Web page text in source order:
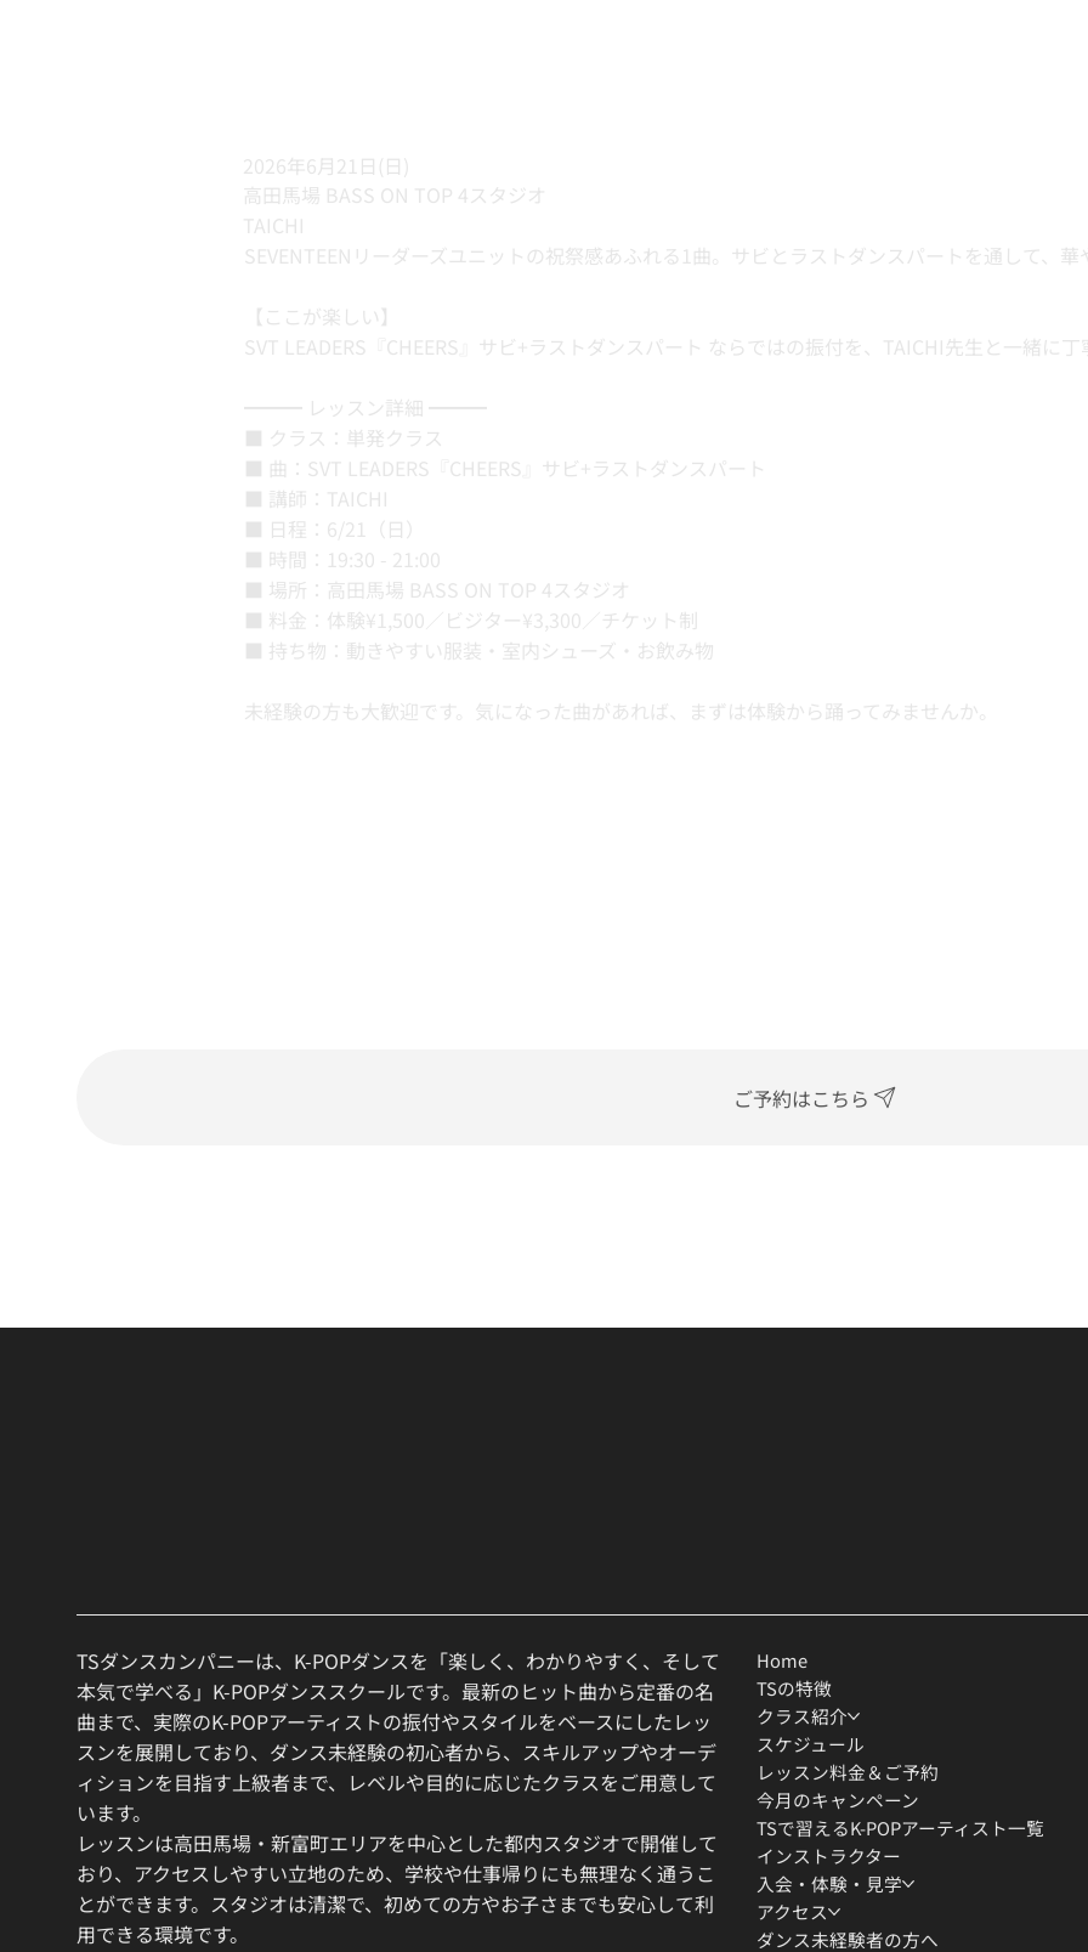
2026年6月21日(日)
高田馬場 BASS ON TOP 4スタジオ
TAICHI
SEVENTEENリーダーズユニットの祝祭感あふれる1曲。サビとラストダンスパートを通して、華
【ここが楽しい】
SVT LEADERS『CHEERS』サビ+ラストダンスパート ならではの振付を、TAICHI先生と一緒に丁
━━━ レッスン詳細 ━━━
■ クラス：単発クラス
■ 曲：SVT LEADERS『CHEERS』サビ+ラストダンスパート
■ 講師：TAICHI
■ 日程：6/21（日）
■ 時間：19:30 - 21:00
■ 場所：高田馬場 BASS ON TOP 4スタジオ
■ 料金：体験¥1,500／ビジター¥3,300／チケット制
■ 持ち物：動きやすい服装・室内シューズ・お飲み物
未経験の方も大歓迎です。気になった曲があれば、まずは体験から踊ってみませんか。
ご予約はこちら
TSダンスカンパニーは、K-POPダンスを「楽しく、わかりやすく、そして
本気で学べる」K-POPダンススクールです。最新のヒット曲から定番の名
曲まで、実際のK-POPアーティストの振付やスタイルをベースにしたレッ
スンを展開しており、ダンス未経験の初心者から、スキルアップやオーデ
ィションを目指す上級者まで、レベルや目的に応じたクラスをご用意して
います。
レッスンは高田馬場・新富町エリアを中心とした都内スタジオで開催して
おり、アクセスしやすい立地のため、学校や仕事帰りにも無理なく通うこ
とができます。スタジオは清潔で、初めての方やお子さまでも安心して利
用できる環境です。
Home
TSの特徴
クラス紹介
スケジュール
レッスン料金＆ご予約
今月のキャンペーン
TSで習えるK-POPアーティスト一覧
インストラクター
入会・体験・見学
アクセス
ダンス未経験者の方へ